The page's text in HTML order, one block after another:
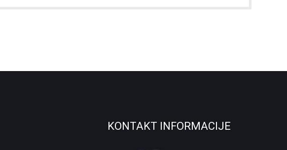
KONTAKT INFORMACIJE